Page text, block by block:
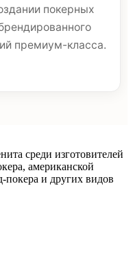
покерных
премиум-класса.
среди изготовителей
американской
покера и других видов